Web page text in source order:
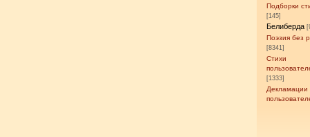
Подборки
[145]
Белиберда
Поэзия без
[8341]
Стихи
[1333]
Декламации